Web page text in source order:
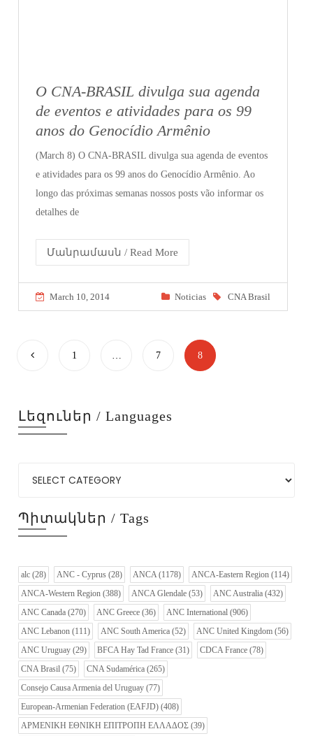
O CNA-BRASIL divulga sua agenda
de eventos e atividades para os 99
anos do Genocídio Armênio
(March 8) O CNA-BRASIL divulga sua agenda de eventos
e atividades para os 99 anos do Genocídio Armênio. Ao
longo das próximas semanas nossos posts vão informar os
detalhes de
Մանրամասն / Read More
March 10, 2014 Noticias CNA Brasil
1 … 7 8
Լեզուներ / Languages
Պիտակներ / Tags
alc (28) ANC - Cyprus (28) ANCA(1178) ANCA-Eastern Region (114)
ANCA-Western Region (388) ANCA Glendale (53) ANC Australia (432)
ANC Canada (270) ANC Greece (36) ANC International (906)
ANC Lebanon (111) ANC South America (52) ANC United Kingdom (56)
ANC Uruguay (29) BFCA Hay Tad France (31) CDCA France (78)
CNA Brasil (75) CNA Sudamérica (265)
Consejo Causa Armenia del Uruguay (77)
European-Armenian Federation (EAFJD) (408)
ΑΡΜΕΝΙΚΗ ΕΘΝΙΚΗ ΕΠΙΤΡΟΠΗ ΕΛΛΑΔΟΣ (39)